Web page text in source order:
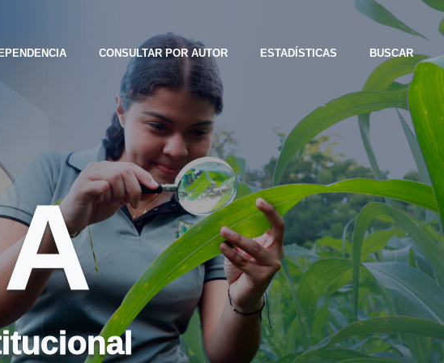
CONSULTAR POR AUTOR ESTADÍSTICAS BUSCAR